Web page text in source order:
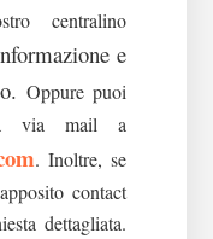
centralino
e
Oppure puoi
via mail a
. Inoltre, se
contact
dettagliata.